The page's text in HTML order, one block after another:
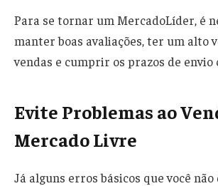
Para se tornar um MercadoLíder, é
manter boas avaliações, ter um alto
vendas e cumprir os prazos de
Evite Problemas ao
Mercado Livre
Já alguns erros básicos que você